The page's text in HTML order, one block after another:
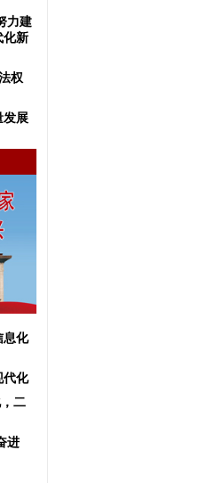
力建
化新
权
发展
息化
代化
二
进